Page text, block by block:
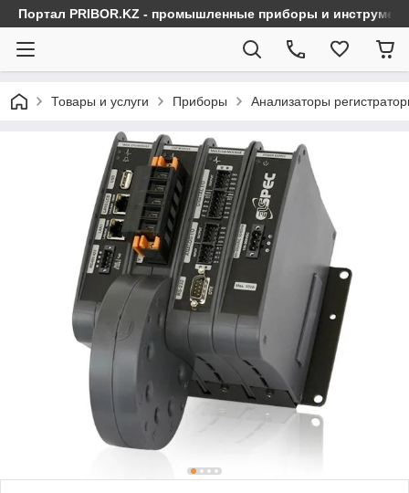
Портал PRIBOR.KZ - промышленные приборы и
Товары и услуги Приборы Анализаторы